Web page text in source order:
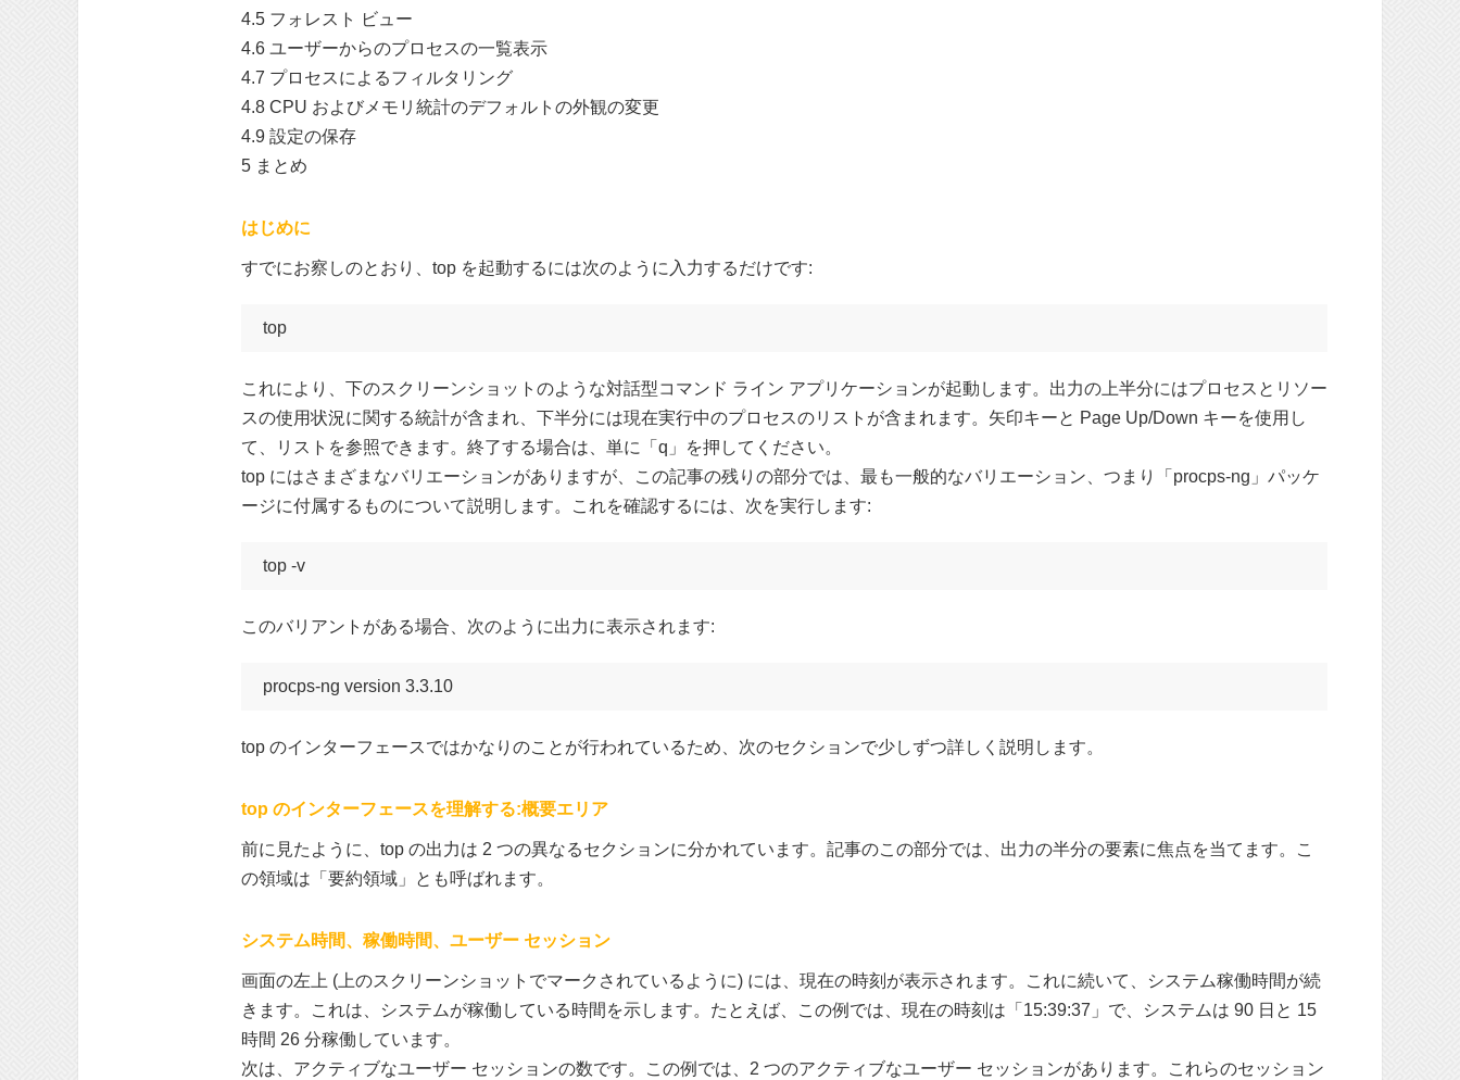
4.5 フォレスト ビュー
4.6 ユーザーからのプロセスの一覧表示
4.7 プロセスによるフィルタリング
4.8 CPU およびメモリ統計のデフォルトの外観の変更
4.9 設定の保存
5 まとめ
はじめに
すでにお察しのとおり、top を起動するには次のように入力するだけです:
top
これにより、下のスクリーンショットのような対話型コマンド ライン アプリケーションが起動します。出力の上半分にはプロセスとリソー
スの使用状況に関する統計が含まれ、下半分には現在実行中のプロセスのリストが含まれます。矢印キーと Page Up/Down キーを使用し
て、リストを参照できます。終了する場合は、単に「q」を押してください。
top にはさまざまなバリエーションがありますが、この記事の残りの部分では、最も一般的なバリエーション、つまり「procps-ng」パッケ
ージに付属するものについて説明します。これを確認するには、次を実行します:
top -v
このバリアントがある場合、次のように出力に表示されます:
procps-ng version 3.3.10
top のインターフェースではかなりのことが行われているため、次のセクションで少しずつ詳しく説明します。
top のインターフェースを理解する:概要エリア
前に見たように、top の出力は 2 つの異なるセクションに分かれています。記事のこの部分では、出力の半分の要素に焦点を当てます。こ
の領域は「要約領域」とも呼ばれます。
システム時間、稼働時間、ユーザー セッション
画面の左上 (上のスクリーンショットでマークされているように) には、現在の時刻が表示されます。これに続いて、システム稼働時間が続
きます。これは、システムが稼働している時間を示します。たとえば、この例では、現在の時刻は「15:39:37」で、システムは 90 日と 15
時間 26 分稼働しています。
次は、アクティブなユーザー セッションの数です。この例では、2 つのアクティブなユーザー セッションがあります。これらのセッション